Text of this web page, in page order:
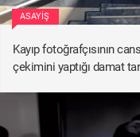
ASAYIŞ
Kayıp fotoğrafçısının
çekimini yaptığı damat